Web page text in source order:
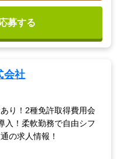
募する
会社
り！2種免許取得費用会
入！柔軟勤務で自由シフ
の求人情報！